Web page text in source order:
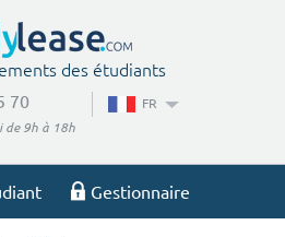
des étudiants
70
de 9h à 18h
FR
Gestionnaire